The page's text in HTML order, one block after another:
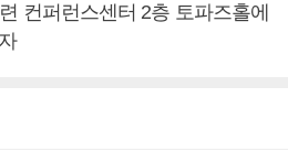
컨퍼런스센터 2층 토파즈홀에